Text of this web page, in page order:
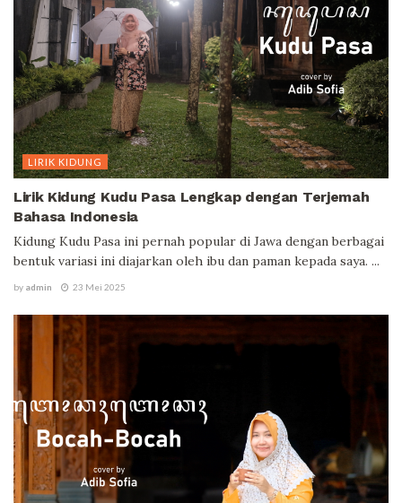
LIRIK KIDUNG
Lirik Kidung Kudu Pasa Lengkap dengan Terjemah
Bahasa Indonesia
Kidung Kudu Pasa ini pernah popular di Jawa dengan berbagai
bentuk variasi ini diajarkan oleh ibu dan paman kepada saya. ...
by admin 23 Mei 2025